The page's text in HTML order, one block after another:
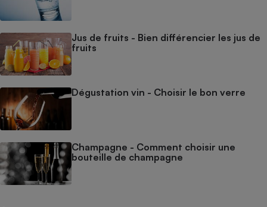
Jus de fruits - Bien différencier les jus de
fruits
Dégustation vin - Choisir le bon verre
Champagne - Comment choisir une
bouteille de champagne